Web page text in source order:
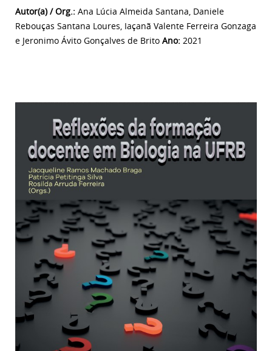
Autor(a) / Org.: Ana Lúcia Almeida Santana, Daniele
Rebouças Santana Loures, Iaçanã Valente Ferreira Gonzaga
e Jeronimo Ávito Gonçalves de Brito Ano: 2021